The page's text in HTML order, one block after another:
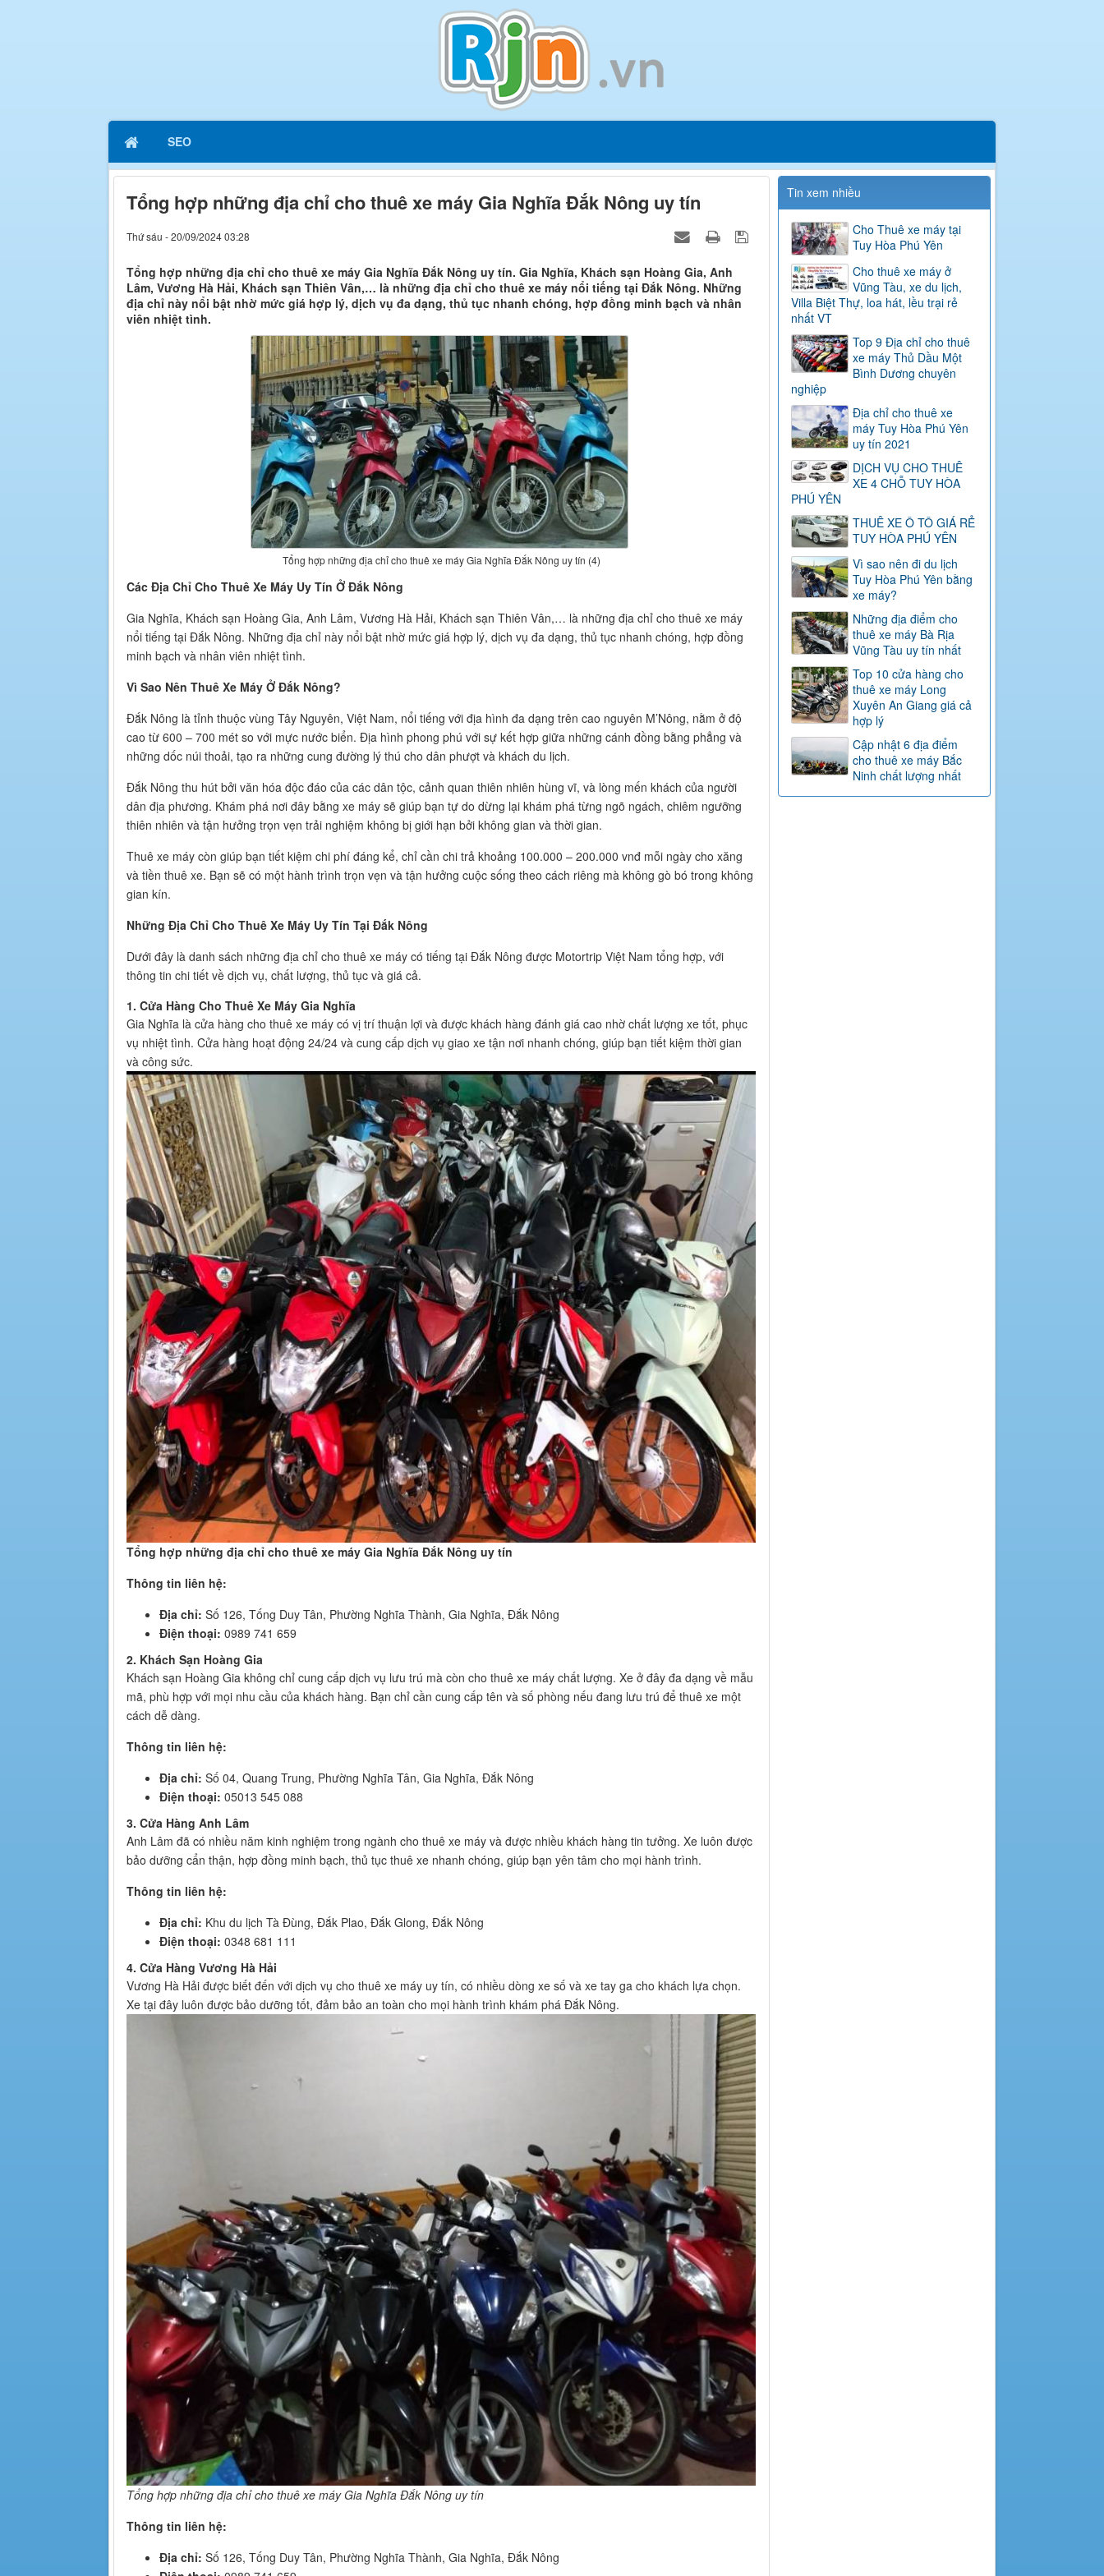
SEO
Tổng hợp những địa chỉ cho thuê xe máy Gia Nghĩa Đắk Nông uy tín
Thứ sáu - 20/09/2024 03:28
Tổng hợp những địa chỉ cho thuê xe máy Gia Nghĩa Đắk Nông uy tín. Gia Nghĩa, Khách sạn Hoàng Gia, Anh
Lâm, Vương Hà Hải, Khách sạn Thiên Vân,… là những địa chỉ cho thuê xe máy nổi tiếng tại Đắk Nông. Những
địa chỉ này nổi bật nhờ mức giá hợp lý, dịch vụ đa dạng, thủ tục nhanh chóng, hợp đồng minh bạch và nhân
viên nhiệt tình.
Tổng hợp những địa chỉ cho thuê xe máy Gia Nghĩa Đắk Nông uy tín (4)
Các Địa Chỉ Cho Thuê Xe Máy Uy Tín Ở Đắk Nông
Gia Nghĩa, Khách sạn Hoàng Gia, Anh Lâm, Vương Hà Hải, Khách sạn Thiên Vân,… là những địa chỉ cho thuê xe máy
nổi tiếng tại Đắk Nông. Những địa chỉ này nổi bật nhờ mức giá hợp lý, dịch vụ đa dạng, thủ tục nhanh chóng, hợp đồng
minh bạch và nhân viên nhiệt tình.
Vì Sao Nên Thuê Xe Máy Ở Đắk Nông?
Đắk Nông là tỉnh thuộc vùng Tây Nguyên, Việt Nam, nổi tiếng với địa hình đa dạng trên cao nguyên M’Nông, nằm ở độ
cao từ 600 – 700 mét so với mực nước biển. Địa hình phong phú với sự kết hợp giữa những cánh đồng bằng phẳng và
những dốc núi thoải, tạo ra những cung đường lý thú cho dân phượt và khách du lịch.
Đắk Nông thu hút bởi văn hóa độc đáo của các dân tộc, cảnh quan thiên nhiên hùng vĩ, và lòng mến khách của người
dân địa phương. Khám phá nơi đây bằng xe máy sẽ giúp bạn tự do dừng lại khám phá từng ngõ ngách, chiêm ngưỡng
thiên nhiên và tận hưởng trọn vẹn trải nghiệm không bị giới hạn bởi không gian và thời gian.
Thuê xe máy còn giúp bạn tiết kiệm chi phí đáng kể, chỉ cần chi trả khoảng 100.000 – 200.000 vnđ mỗi ngày cho xăng
và tiền thuê xe. Bạn sẽ có một hành trình trọn vẹn và tận hưởng cuộc sống theo cách riêng mà không gò bó trong không
gian kín.
Những Địa Chỉ Cho Thuê Xe Máy Uy Tín Tại Đắk Nông
Dưới đây là danh sách những địa chỉ cho thuê xe máy có tiếng tại Đắk Nông được Motortrip Việt Nam tổng hợp, với
thông tin chi tiết về dịch vụ, chất lượng, thủ tục và giá cả.
1. Cửa Hàng Cho Thuê Xe Máy Gia Nghĩa
Gia Nghĩa là cửa hàng cho thuê xe máy có vị trí thuận lợi và được khách hàng đánh giá cao nhờ chất lượng xe tốt, phục
vụ nhiệt tình. Cửa hàng hoạt động 24/24 và cung cấp dịch vụ giao xe tận nơi nhanh chóng, giúp bạn tiết kiệm thời gian
và công sức.
Tổng hợp những địa chỉ cho thuê xe máy Gia Nghĩa Đắk Nông uy tín
Thông tin liên hệ:
Địa chỉ: Số 126, Tống Duy Tân, Phường Nghĩa Thành, Gia Nghĩa, Đắk Nông
Điện thoại: 0989 741 659
2. Khách Sạn Hoàng Gia
Khách sạn Hoàng Gia không chỉ cung cấp dịch vụ lưu trú mà còn cho thuê xe máy chất lượng. Xe ở đây đa dạng về mẫu
mã, phù hợp với mọi nhu cầu của khách hàng. Bạn chỉ cần cung cấp tên và số phòng nếu đang lưu trú để thuê xe một
cách dễ dàng.
Thông tin liên hệ:
Địa chỉ: Số 04, Quang Trung, Phường Nghĩa Tân, Gia Nghĩa, Đắk Nông
Điện thoại: 05013 545 088
3. Cửa Hàng Anh Lâm
Anh Lâm đã có nhiều năm kinh nghiệm trong ngành cho thuê xe máy và được nhiều khách hàng tin tưởng. Xe luôn được
bảo dưỡng cẩn thận, hợp đồng minh bạch, thủ tục thuê xe nhanh chóng, giúp bạn yên tâm cho mọi hành trình.
Thông tin liên hệ:
Địa chỉ: Khu du lịch Tà Đùng, Đắk Plao, Đắk Glong, Đắk Nông
Điện thoại: 0348 681 111
4. Cửa Hàng Vương Hà Hải
Vương Hà Hải được biết đến với dịch vụ cho thuê xe máy uy tín, có nhiều dòng xe số và xe tay ga cho khách lựa chọn.
Xe tại đây luôn được bảo dưỡng tốt, đảm bảo an toàn cho mọi hành trình khám phá Đắk Nông.
Tổng hợp những địa chỉ cho thuê xe máy Gia Nghĩa Đắk Nông uy tín
Thông tin liên hệ:
Địa chỉ: Số 126, Tống Duy Tân, Phường Nghĩa Thành, Gia Nghĩa, Đắk Nông
Tin xem nhiều
Cho Thuê xe máy tại
Tuy Hòa Phú Yên
Cho thuê xe máy ở
Vũng Tàu, xe du lịch,
Villa Biệt Thự, loa hát, lều trại rẻ
nhất VT
Top 9 Địa chỉ cho thuê
xe máy Thủ Dầu Một
Bình Dương chuyên
nghiệp
Địa chỉ cho thuê xe
máy Tuy Hòa Phú Yên
uy tín 2021
DỊCH VỤ CHO THUÊ
XE 4 CHỖ TUY HÒA
PHÚ YÊN
THUÊ XE Ô TÔ GIÁ RẺ
TUY HÒA PHÚ YÊN
Vì sao nên đi du lịch
Tuy Hòa Phú Yên bằng
xe máy?
Những địa điểm cho
thuê xe máy Bà Rịa
Vũng Tàu uy tín nhất
Top 10 cửa hàng cho
thuê xe máy Long
Xuyên An Giang giá cả
hợp lý
Cập nhật 6 địa điểm
cho thuê xe máy Bắc
Ninh chất lượng nhất